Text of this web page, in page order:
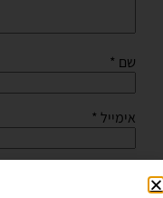
שם *
אימייל *